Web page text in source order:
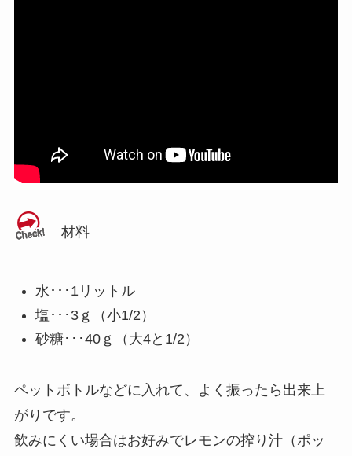
材料
水･･･1リットル
塩･･･3ｇ（小1/2）
砂糖･･･40ｇ（大4と1/2）
ペットボトルなどに入れて、よく振ったら出来上
がりです。
飲みにくい場合はお好みでレモンの搾り汁（ポッ